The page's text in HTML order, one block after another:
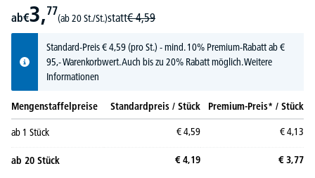
ab€3,77
(ab 20 St./St.)statt€ 4,59
Standard-Preis€4,59(pro St.) - mind. 10% Premium-Rabatt ab €
95,- Warenkorbwert. Auch bis zu 20% Rabatt möglich.Weitere
Informationen
Mengenstaffelpreise Standardpreis / Stück Premium-Preis* / Stück
ab 1 Stück €4,59 €4,13
ab 20 Stück € 4,19 € 3,77